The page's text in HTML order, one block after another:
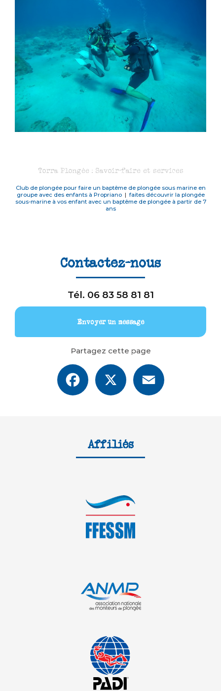
Torra Plongée : Savoir-faire et services
Club de plongée pour faire un baptême de plongée sous marine en
groupe avec des enfants à Propriano|faites découvrir la plongée
sous-marine à vos enfant avec un baptême de plongée à partir de 7
ans
Contactez-nous
Tél. 06 83 58 81 81
Envoyer un message
Partagez cette page
Facebook
Affiliés